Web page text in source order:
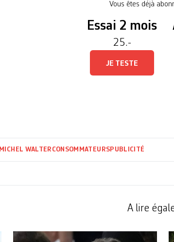
Vous êtes déjà
Essai 2 mois
25.-
JE TESTE
MICHEL WALTER CONSOMMATEURS PUBLICITÉ
A lire